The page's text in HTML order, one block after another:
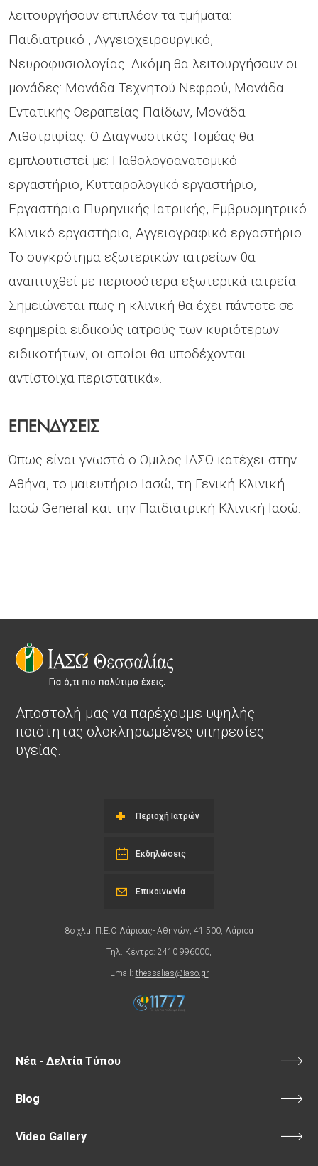
λειτουργήσουν επιπλέον τα τμήματα:
Παιδιατρικό , Αγγειοχειρουργικό,
Νευροφυσιολογίας. Ακόμη θα λειτουργήσουν οι
μονάδες: Μονάδα Τεχνητού Νεφρού, Μονάδα
Εντατικής Θεραπείας Παίδων, Μονάδα
Λιθοτριψίας. Ο Διαγνωστικός Τομέας θα
εμπλουτιστεί με: Παθολογοανατομικό
εργαστήριο, Κυτταρολογικό εργαστήριο,
Εργαστήριο Πυρηνικής Ιατρικής, Εμβρυομητρικό
Κλινικό εργαστήριο, Αγγειογραφικό εργαστήριο.
Το συγκρότημα εξωτερικών ιατρείων θα
αναπτυχθεί με περισσότερα εξωτερικά ιατρεία.
Σημειώνεται πως η κλινική θα έχει πάντοτε σε
εφημερία ειδικούς ιατρούς των κυριότερων
ειδικοτήτων, οι οποίοι θα υποδέχονται
αντίστοιχα περιστατικά».
ΕΠΕΝΔΥΣΕΙΣ
Όπως είναι γνωστό ο Ομιλος ΙΑΣΩ κατέχει στην
Αθήνα, το μαιευτήριο Ιασώ, τη Γενική Κλινική
Ιασώ General και την Παιδιατρική Κλινική Ιασώ.
Αποστολή μας να παρέχουμε υψηλής
ποιότητας ολοκληρωμένες υπηρεσίες
υγείας.
Περιοχή Ιατρών
Εκδηλώσεις
8ο χλμ. Π.Ε.Ο Λάρισας- Αθηνών, 41 500, Λάρισα
Τηλ. Κέντρο: 2410 996000,
Email: thessalias@Iaso.gr
Επικοινωνία
Νέα - Δελτία Τύπου
Blog
Video Gallery